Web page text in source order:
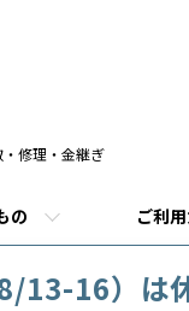
修理・金継ぎ
の ご利
13-16）は